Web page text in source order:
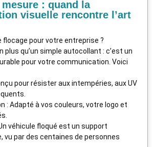
: quand la
visuelle rencontre l’art
flocage pour votre entreprise ?
plus qu’un simple autocollant : c’est un
pour votre communication. Voici
pour résister aux intempéries, aux UV
: Adapté à vos couleurs, votre logo et
véhicule floqué est un support
vu par des centaines de personnes